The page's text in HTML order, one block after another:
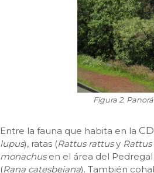
Figura 2.
Entre la fauna que habita en la
lupus), ratas (Rattus rattusy
monachusen el área del Pedregal
(Rana catesbeiana). También